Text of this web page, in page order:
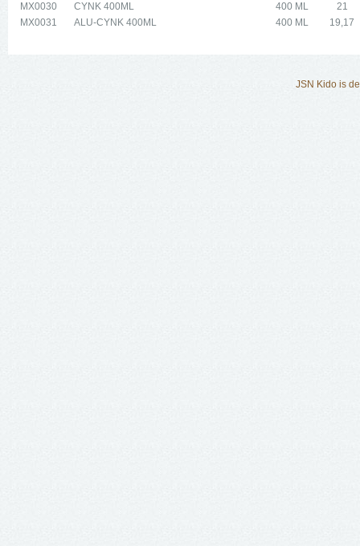
MX0030 CYNK 400ML 400 ML
21
MX0031
ALU-CYNK 400ML 400 ML 19,17
JSN Kido is